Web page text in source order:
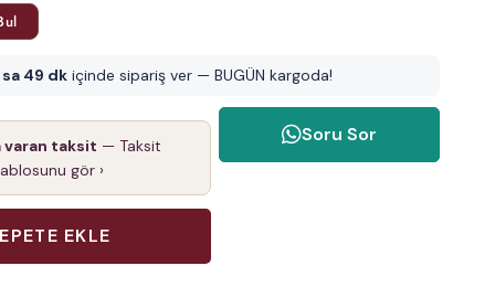
sa 49 dk içinde sipariş ver — BUGÜN kargoda!
varan taksit — Taksit
gör ›
Soru Sor